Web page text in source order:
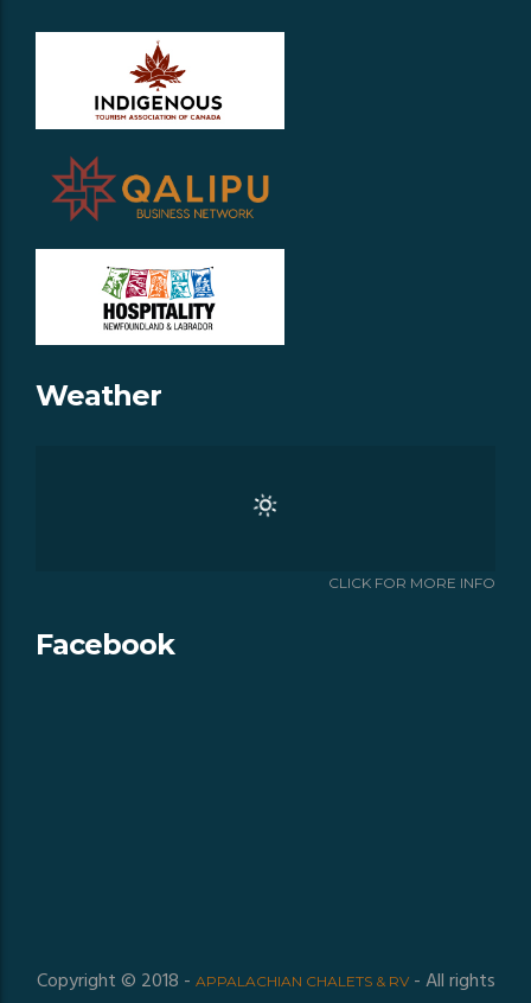
Weather
CLICK FOR MORE INFO
Facebook
Copyright © 2018 - APPALACHIAN CHALETS & RV- All rights